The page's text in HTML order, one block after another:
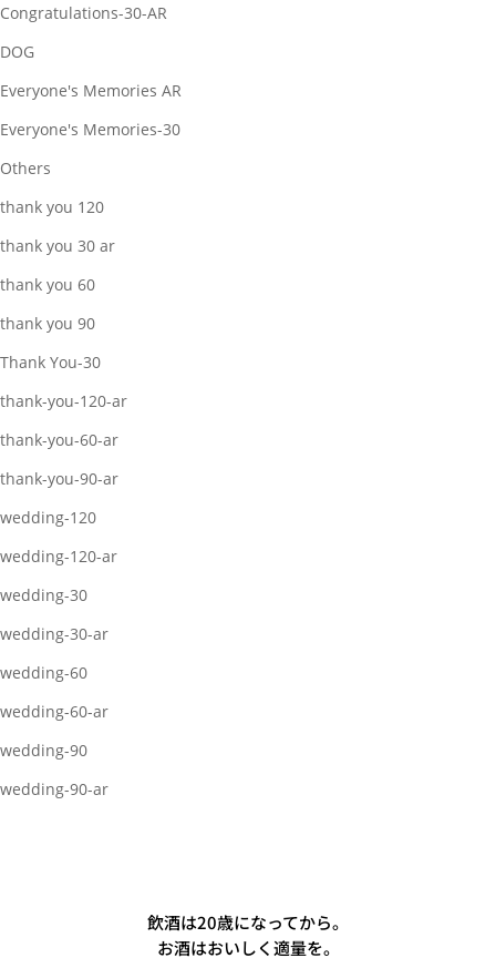
Congratulations-30-AR
DOG
Everyone's Memories AR
Everyone's Memories-30
Others
thank you 120
thank you 30 ar
thank you 60
thank you 90
Thank You-30
thank-you-120-ar
thank-you-60-ar
thank-you-90-ar
wedding-120
wedding-120-ar
wedding-30
wedding-30-ar
wedding-60
wedding-60-ar
wedding-90
wedding-90-ar
飲酒は20歳になってから。
お酒はおいしく適量を。